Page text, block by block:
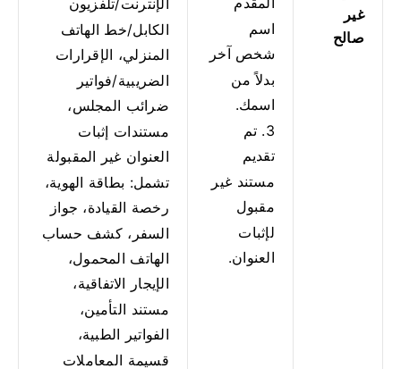
غير
صالح
اسم
شخص آخر
بدلاً من
اسمك.
3. تم
تقديم
مستند غير
مقبول
لإثبات
العنوان.
الإنترنت/تلفزيون
الكابل/خط الهاتف
المنزلي، الإقرارات
الضريبية/فواتير
ضرائب المجلس،
مستندات إثبات
العنوان غير المقبولة
تشمل: بطاقة الهوية،
رخصة القيادة، جواز
السفر، كشف حساب
الهاتف المحمول،
الإيجار الاتفاقية،
مستند التأمين،
الفواتير الطبية،
قسيمة المعاملات